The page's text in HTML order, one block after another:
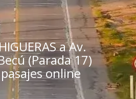
a Av.
(Parada 17)
online